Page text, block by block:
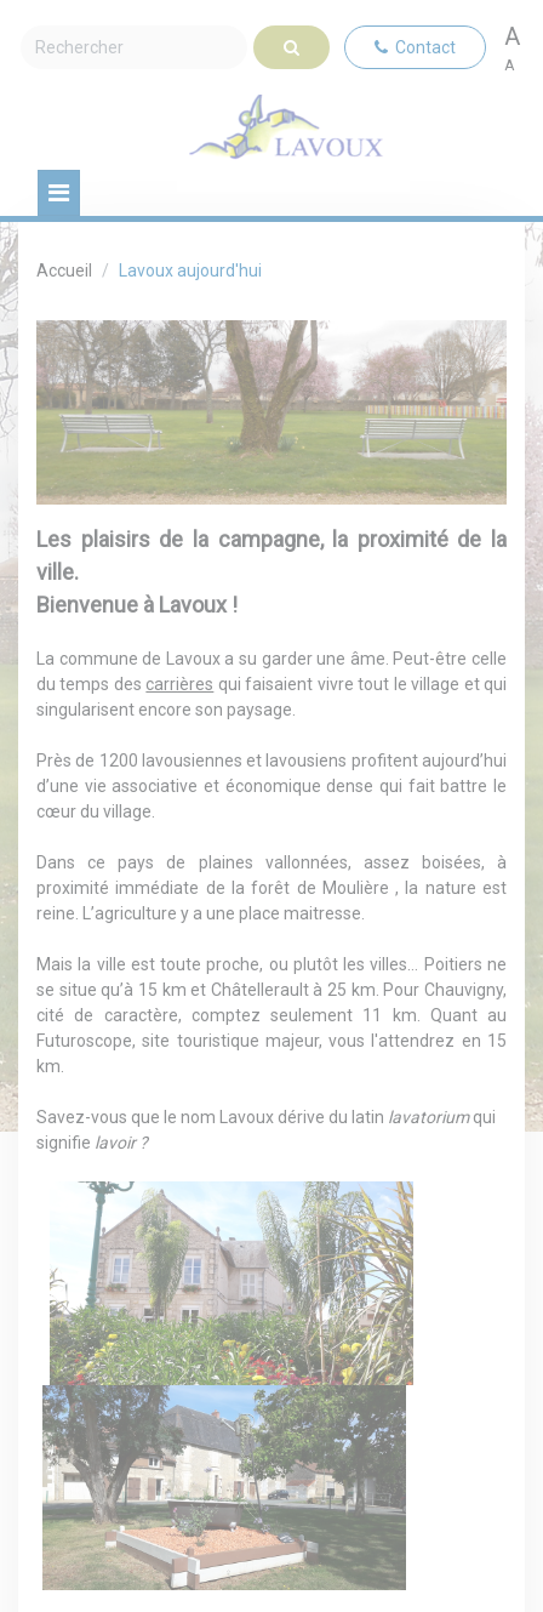
Contact A
A
Accueil Lavoux aujourd'hui
Les plaisirs de la campagne, la proximité de la
ville.
Bienvenue à Lavoux !
La commune de Lavoux a su garder une âme. Peut-être celle
du temps des carrières qui faisaient vivre tout le village et qui
singularisent encore son paysage.
Près de 1200 lavousiennes et lavousiens profitent aujourd’hui
d’une vie associative et économique dense qui fait battre le
cœur du village.
Dans ce pays de plaines vallonnées, assez boisées, à
proximité immédiate de la forêt de Moulière , la nature est
reine. L’agriculture y a une place maitresse.
Mais la ville est toute proche, ou plutôt les villes… Poitiers ne
se situe qu’à 15 km et Châtellerault à 25 km. Pour Chauvigny,
cité de caractère, comptez seulement 11 km. Quant au
Futuroscope, site touristique majeur, vous l'attendrez en 15
km.
Savez-vous que le nom Lavoux dérive du latin lavatoriumqui
signifie lavoir ?